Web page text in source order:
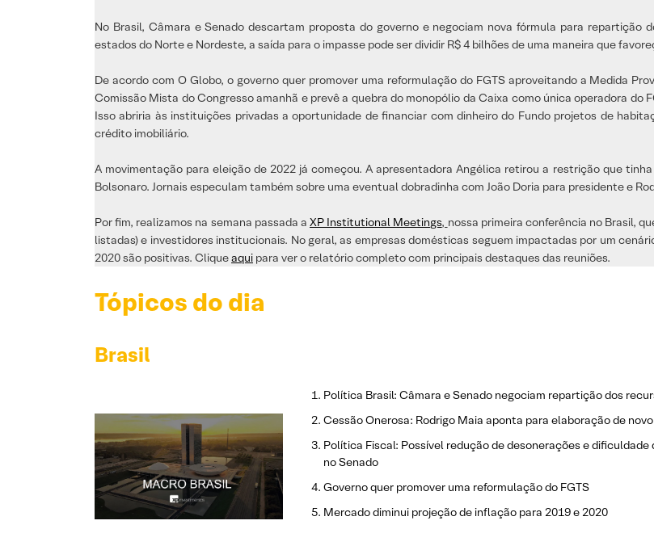
No Brasil, Câmara e Senado descartam proposta do governo e negociam nova fórmula para
estados do Norte e Nordeste, a saída para o impasse pode ser dividir R$ 4 bilhões de uma maneira que
De acordo com O Globo, o governo quer promover uma reformulação do FGTS aproveitando a Medida
Comissão Mista do Congresso amanhã e prevê a quebra do monopólio da Caixa como única operadora do
Isso abriria às instituições privadas a oportunidade de financiar com dinheiro do Fundo projetos de
crédito imobiliário.
A movimentação para eleição de 2022 já começou. A apresentadora Angélica retirou a restrição que
Bolsonaro. Jornais especulam também sobre uma eventual dobradinha com João Doria para presidente e
Por fim, realizamos na semana passada aXP Institutional Meetings, nossa primeira conferência no Brasil,
listadas) e investidores institucionais. No geral, as empresas domésticas seguem impactadas por um
2020 são positivas. Cliqueaqui para ver o relatório completo com principais destaques das reuniões.
Tópicos do dia
Brasil
Política Brasil: Câmara e Senado negociam repartição dos
Cessão Onerosa: Rodrigo Maia aponta para elaboração de
Política Fiscal: Possível redução de desonerações e
no Senado
Governo quer promover uma reformulação do FGTS
Mercado diminui projeção de inflação para 2019 e 2020